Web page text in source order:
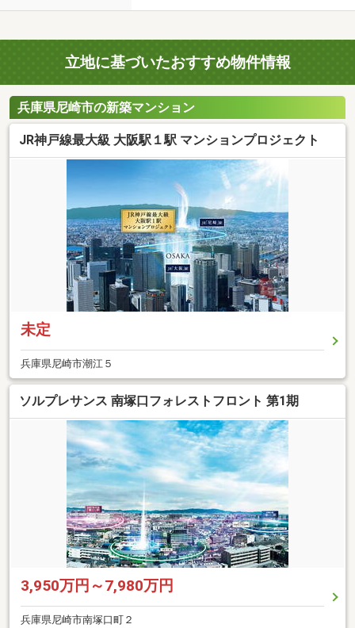
立地に基づいたおすすめ物件情報
兵庫県尼崎市の新築マンション
JR神戸線最大級 大阪駅１駅 マンションプロジェクト
未定
兵庫県尼崎市潮江５
ソルプレサンス 南塚口フォレストフロント 第1期
3,950万円～7,980万円
兵庫県尼崎市南塚口町２